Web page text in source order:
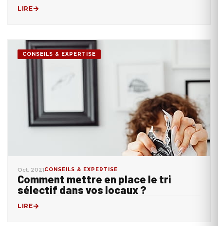
LIRE
CONSEILS & EXPERTISE
Oct. 2021CONSEILS & EXPERTISE
Comment mettre en place le tri
sélectif dans vos locaux ?
LIRE